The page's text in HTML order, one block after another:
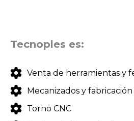
Tecnoples es:
Venta de herramientas y
Mecanizados y
Torno CNC